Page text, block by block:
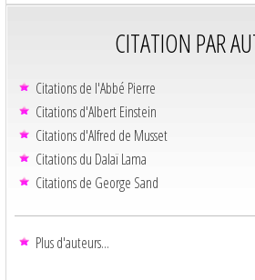
CITATION PAR
Citations de l'Abbé Pierre
Citations d'Albert Einstein
Citations d'Alfred de Musset
Citations du Dalaï Lama
Citations de George Sand
Plus d'auteurs...